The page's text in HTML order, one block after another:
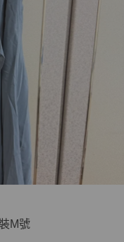
M號